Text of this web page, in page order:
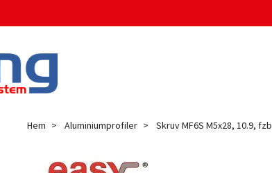
Hem Aluminiumprofiler Skruv MF6S M5x28, 10.9, fzb